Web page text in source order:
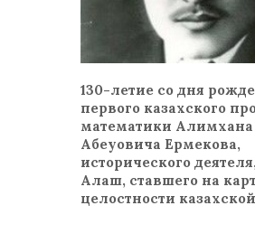
130-летие со дня
первого казахского
математики Алимхана
Абеуовича Ермекова,
исторического
Алаш, ставшего на
целостности